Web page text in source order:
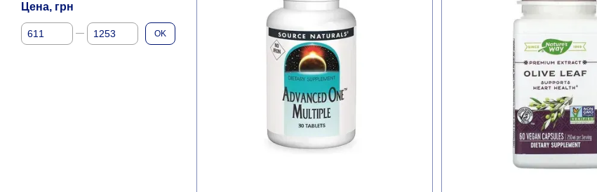
Цена, грн
От Цена, грн
До Цена, грн OK